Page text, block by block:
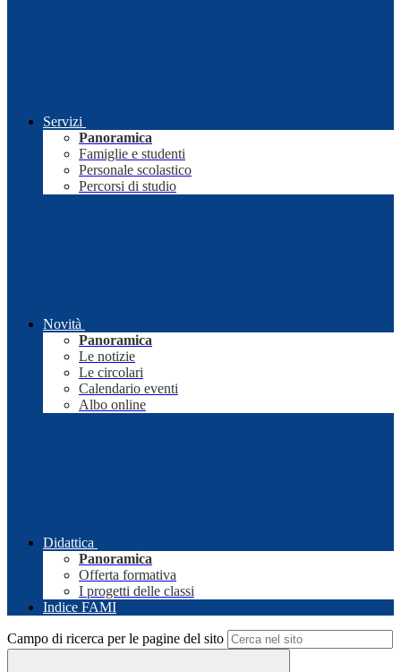
Servizi
Panoramica
Famiglie e studenti
Personale scolastico
Percorsi di studio
Novità
Panoramica
Le notizie
Le circolari
Calendario eventi
Albo online
Didattica
Panoramica
Offerta formativa
I progetti delle classi
Indice FAMI
Campo di ricerca per le pagine del sito